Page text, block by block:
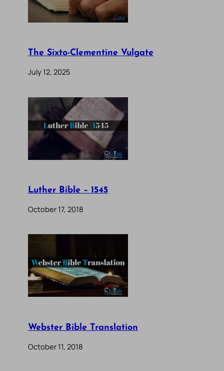
The Sixto-Clementine Vulgate
July 12, 2025
Luther Bible – 1545
October 17, 2018
Webster Bible Translation
October 11, 2018